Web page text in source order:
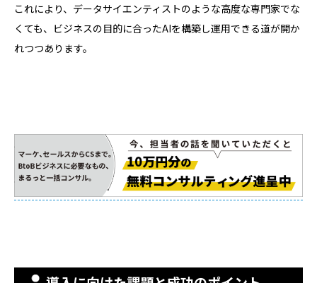
これにより、データサイエンティストのような高度な専門家でな
くても、ビジネスの目的に合ったAIを構築し運用できる道が開か
れつつあります。